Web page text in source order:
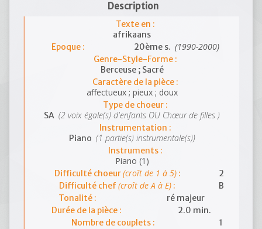
Description
Texte en :
afrikaans
Epoque :
20ème s. (1990-2000)
Genre-Style-Forme :
Berceuse ; Sacré
Caractère de la pièce :
affectueux ; pieux ; doux
Type de choeur :
SA (2 voix égale(s) d'enfants OU Chœur de filles )
Instrumentation :
Piano (1 partie(s) instrumentale(s))
Instruments :
Piano (1)
Difficulté choeur(croît de 1 à 5):
2
Difficulté chef(croît de A à E) :
B
Tonalité :
ré majeur
Durée de la pièce :
2.0 min.
Nombre de couplets :
1